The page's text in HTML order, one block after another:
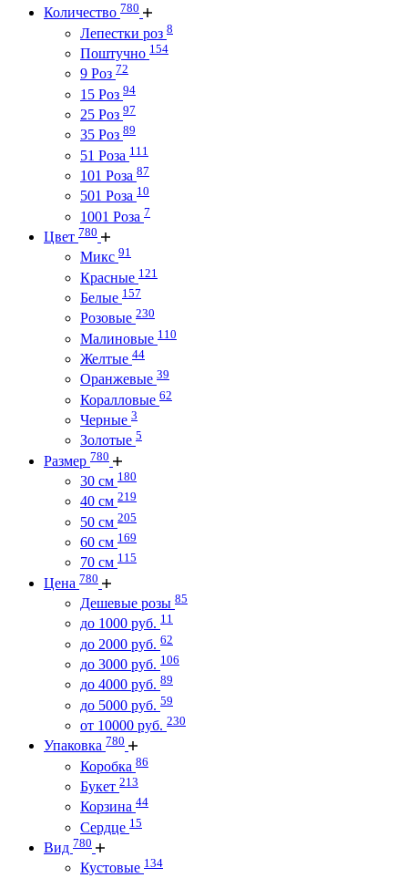
Количество 780
Лепестки роз 8
Поштучно 154
9 Роз 72
15 Роз 94
25 Роз 97
35 Роз 89
51 Роза 111
101 Роза 87
501 Роза 10
1001 Роза 7
Цвет 780
Микс 91
Красные 121
Белые 157
Розовые 230
Малиновые 110
Желтые 44
Оранжевые 39
Коралловые 62
Черные 3
Золотые 5
Размер 780
30 см 180
40 см 219
50 см 205
60 см 169
70 см 115
Цена 780
Дешевые розы 85
до 1000 руб. 11
до 2000 руб. 62
до 3000 руб. 106
до 4000 руб. 89
до 5000 руб. 59
от 10000 руб. 230
Упаковка 780
Коробка 86
Букет 213
Корзина 44
Сердце 15
Вид 780
Кустовые 134